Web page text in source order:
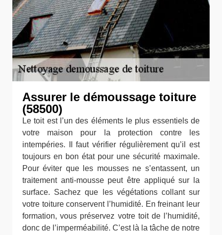
Assurer le démoussage toiture
(58500)
Le toit est l’un des éléments le plus essentiels de
votre maison pour la protection contre les
intempéries. Il faut vérifier régulièrement qu’il est
toujours en bon état pour une sécurité maximale.
Pour éviter que les mousses ne s’entassent, un
traitement anti-mousse peut être appliqué sur la
surface. Sachez que les végétations collant sur
votre toiture conservent l’humidité. En freinant leur
formation, vous préservez votre toit de l’humidité,
donc de l’imperméabilité. C’est là la tâche de notre